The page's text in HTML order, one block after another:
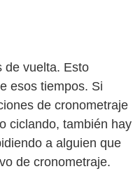
de vuelta. Esto
esos tiempos. Si
de cronometraje
ciclando, también hay
a alguien que
de cronometraje.